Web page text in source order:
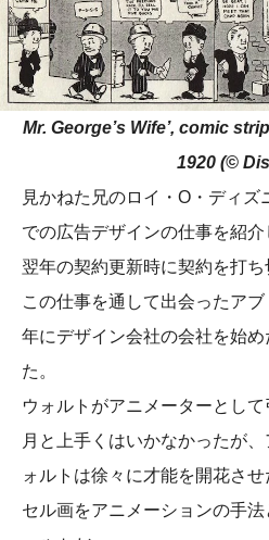
Mr. George’s Wife’, comic
1920 (©
見かねた兄のロイ・O・ディズ
での広告デザインの仕事を紹介
翌年の契約更新時に契約を打ち
この仕事を通して出会ったア
年にデザイン会社の会社を始
た。
ウォルトがアニメーターとし
月と上手くはいかなかったが
ォルトは徐々に才能を開花さ
セル画をアニメーションの手